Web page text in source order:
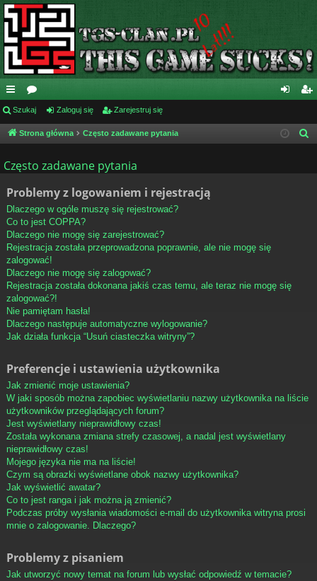
ię
ce
or
a og ej
Szukaj Zaloguj się Zarejestruj się
Strona główna Często zadawane pytania
Często zadawane pytania
Problemy z logowaniem i rejestracją
Dlaczego w ogóle muszę się rejestrować?
Co to jest COPPA?
Dlaczego nie mogę się zarejestrować?
Rejestracja została przeprowadzona poprawnie, ale nie mogę się
zalogować!
Dlaczego nie mogę się zalogować?
Rejestracja została dokonana jakiś czas temu, ale teraz nie mogę się
zalogować?!
Nie pamiętam hasła!
Dlaczego następuje automatyczne wylogowanie?
Jak działa funkcja “Usuń ciasteczka witryny”?
Preferencje i ustawienia użytkownika
Jak zmienić moje ustawienia?
W jaki sposób można zapobiec wyświetlaniu nazwy użytkownika na liście
użytkowników przeglądających forum?
Jest wyświetlany nieprawidłowy czas!
Została wykonana zmiana strefy czasowej, a nadal jest wyświetlany
nieprawidłowy czas!
Mojego języka nie ma na liście!
Czym są obrazki wyświetlane obok nazwy użytkownika?
Jak wyświetlić awatar?
Co to jest ranga i jak można ją zmienić?
Podczas próby wysłania wiadomości e-mail do użytkownika witryna prosi
mnie o zalogowanie. Dlaczego?
Problemy z pisaniem
Jak utworzyć nowy temat na forum lub wysłać odpowiedź w temacie?